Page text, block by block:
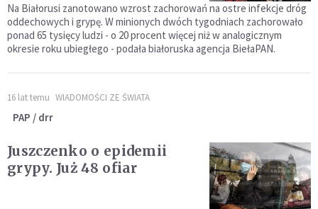
Na Białorusi zanotowano wzrost zachorowań na ostre infekcje dróg
oddechowych i grypę. W minionych dwóch tygodniach zachorowało
ponad 65 tysięcy ludzi - o 20 procent więcej niż w analogicznym
okresie roku ubiegłego - podała białoruska agencja BiełaPAN.
16 lat temu WIADOMOŚCI ZE ŚWIATA
PAP / drr
Juszczenko o epidemii
grypy. Już 48 ofiar